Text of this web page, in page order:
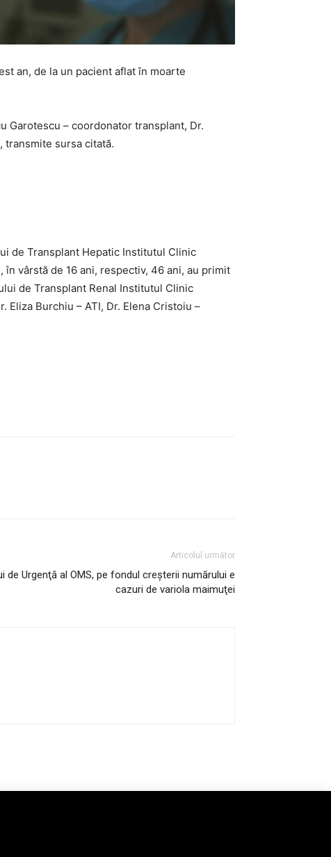
an, de la un pacient aflat în moarte
Garotescu – coordonator transplant, Dr.
transmite sursa citată.
de Transplant Hepatic Institutul Clinic
în vârstă de 16 ani, respectiv, 46 ani, au primit
de Transplant Renal Institutul Clinic
Burchiu – ATI, Dr. Elena Cristoiu –
Articolul următor
de Urgenţă al OMS, pe fondul creșterii numărului e
cazuri de variola maimuţei